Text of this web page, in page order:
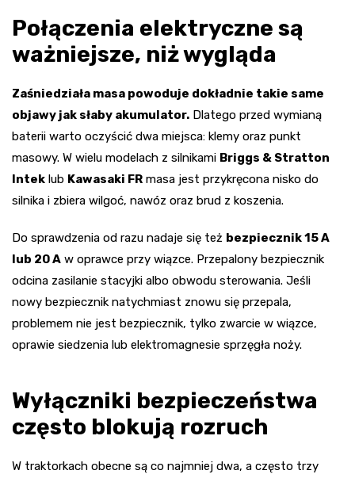
Połączenia elektryczne są
ważniejsze, niż wygląda
Zaśniedziała masa powoduje dokładnie takie same
objawy jak słaby akumulator. Dlatego przed wymianą
baterii warto oczyścić dwa miejsca: klemy oraz punkt
masowy. W wielu modelach z silnikami Briggs & Stratton
Intek lub Kawasaki FR masa jest przykręcona nisko do
silnika i zbiera wilgoć, nawóz oraz brud z koszenia.
Do sprawdzenia od razu nadaje się też bezpiecznik 15 A
lub 20 A w oprawce przy wiązce. Przepalony bezpiecznik
odcina zasilanie stacyjki albo obwodu sterowania. Jeśli
nowy bezpiecznik natychmiast znowu się przepala,
problemem nie jest bezpiecznik, tylko zwarcie w wiązce,
oprawie siedzenia lub elektromagnesie sprzęgła noży.
Wyłączniki bezpieczeństwa
często blokują rozruch
W traktorkach obecne są co najmniej dwa, a często trzy